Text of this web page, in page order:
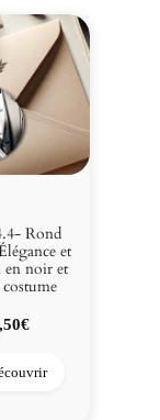
Rond
et
en noir et
€